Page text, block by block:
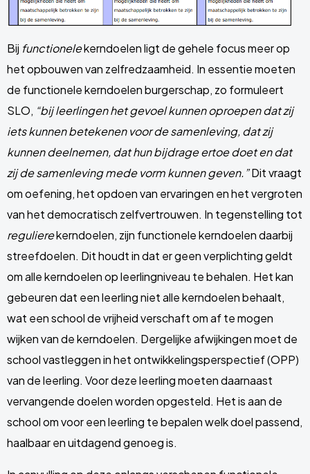
Bij functionelekerndoelen ligt de gehele focus meer op
het opbouwen van zelfredzaamheid. In essentie moeten
de functionele kerndoelen burgerschap, zo formuleert
SLO, “bij leerlingen het gevoel kunnen oproepen dat zij
iets kunnen betekenen voor de samenleving, dat zij
kunnen deelnemen, dat hun bijdrage ertoe doet en dat
zij de samenleving mede vorm kunnen geven.”Dit vraagt
om oefening, het opdoen van ervaringen en het vergroten
van het democratisch zelfvertrouwen. In tegenstelling tot
regulierekerndoelen, zijn functionele kerndoelen daarbij
streefdoelen. Dit houdt in dat er geen verplichting geldt
om alle kerndoelen op leerlingniveau te behalen. Het kan
gebeuren dat een leerling niet alle kerndoelen behaalt,
wat een school de vrijheid verschaft om af te mogen
wijken van de kerndoelen. Dergelijke afwijkingen moet de
school vastleggen in het ontwikkelingsperspectief (OPP)
van de leerling. Voor deze leerling moeten daarnaast
vervangende doelen worden opgesteld. Het is aan de
school om voor een leerling te bepalen welk doel passend,
haalbaar en uitdagend genoeg is.